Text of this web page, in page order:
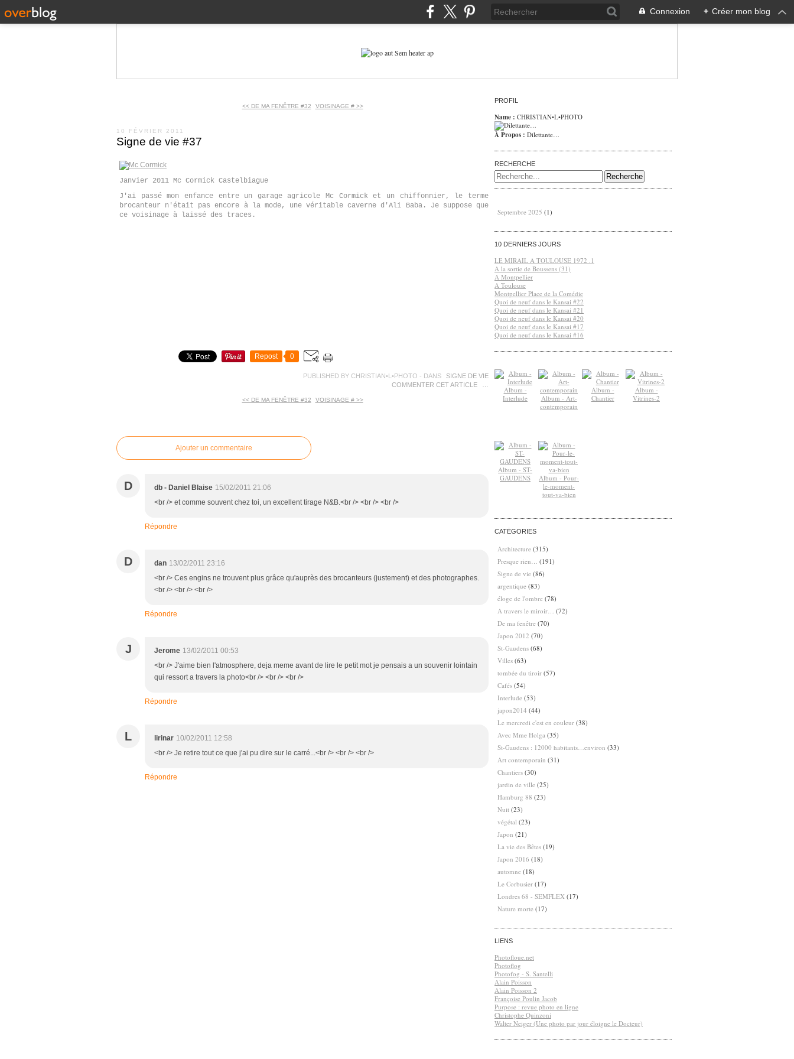
Connexion + Créer mon blog
<< DE MA FENÊTRE #32 VOISINAGE # >>
10 FÉVRIER 2011
Signe de vie #37
Janvier 2011 Mc Cormick Castelbiague
J'ai passé mon enfance entre un garage agricole Mc Cormick et un chiffonnier, le terme
brocanteur n'était pas encore à la mode, une véritable caverne d'Ali Baba. Je suppose que
ce voisinage à laissé des traces.
Repost 0
PUBLISHED BY CHRISTIAN•L•PHOTO - DANS
SIGNE DE VIE
COMMENTER CET ARTICLE
<< DE MA FENÊTRE #32 VOISINAGE # >>
Ajouter un commentaire
D db - Daniel Blaise 15/02/2011 21:06
<br /> et comme souvent chez toi, un excellent tirage N&B.<br /> <br /> <br />
Répondre
D dan 13/02/2011 23:16
<br /> Ces engins ne trouvent plus grâce qu'auprès des brocanteurs (justement) et des photographes.
<br /> <br /> <br />
Répondre
J Jerome 13/02/2011 00:53
<br /> J'aime bien l'atmosphere, deja meme avant de lire le petit mot je pensais a un souvenir lointain
qui ressort a travers la photo<br /> <br /> <br />
Répondre
L lirinar 10/02/2011 12:58
<br /> Je retire tout ce que j'ai pu dire sur le carré...<br /> <br /> <br />
Répondre
PROFIL
Name : CHRISTIAN•L•PHOTO
À Propos : Dilettante…
RECHERCHE
Septembre 2025 (1)
10 DERNIERS JOURS
LE MIRAIL A TOULOUSE 1972 .1
A la sortie de Boussens (31)
A Montpellier
A Toulouse
Montpellier Place de la Comédie
Quoi de neuf dans le Kansai #22
Quoi de neuf dans le Kansai #21
Quoi de neuf dans le Kansai #20
Quoi de neuf dans le Kansai #17
Quoi de neuf dans le Kansai #16
Album -
Interlude
Album - Art-
contemporain
Album -
Chantier
Album -
Vitrines-2
Album - ST-
GAUDENS
Album - Pour-
le-moment-
tout-va-bien
CATÉGORIES
Architecture (315)
Presque rien…
(191)
Signe de vie (86)
argentique (83)
éloge de l'ombre (78)
A travers le miroir…
(72)
De ma fenêtre (70)
Japon 2012 (70)
St-Gaudens (68)
Villes (63)
tombée du tiroir (57)
Cafés (54)
Interlude (53)
japon2014 (44)
Le mercredi c'est en couleur (38)
Avec Mme Holga (35)
St-Gaudens : 12000 habitants…environ (33)
Art contemporain (31)
Chantiers (30)
jardin de ville (25)
Hamburg 88 (23)
Nuit (23)
végétal (23)
Japon (21)
La vie des Bêtes (19)
Japon 2016 (18)
automne (18)
Le Corbusier (17)
Londres 68 - SEMFLEX (17)
Nature morte (17)
LIENS
Photofloue.net
Photoflog
Photofog - S. Santelli
Alain Poisson
Alain Poisson 2
Françoise Poulin Jacob
Purpose : revue photo en ligne
Christophe Quinzoni
Walter Neiger (Une photo par jour éloigne le Docteur)